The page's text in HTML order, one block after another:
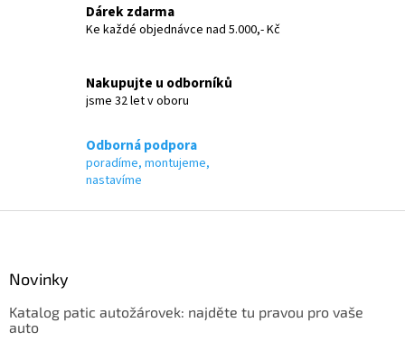
Dárek zdarma
Ke každé objednávce nad 5.000,- Kč
Nakupujte u odborníků
jsme 32 let v oboru
Odborná podpora
poradíme, montujeme,
nastavíme
Novinky
Katalog patic autožárovek: najděte tu pravou pro vaše
auto